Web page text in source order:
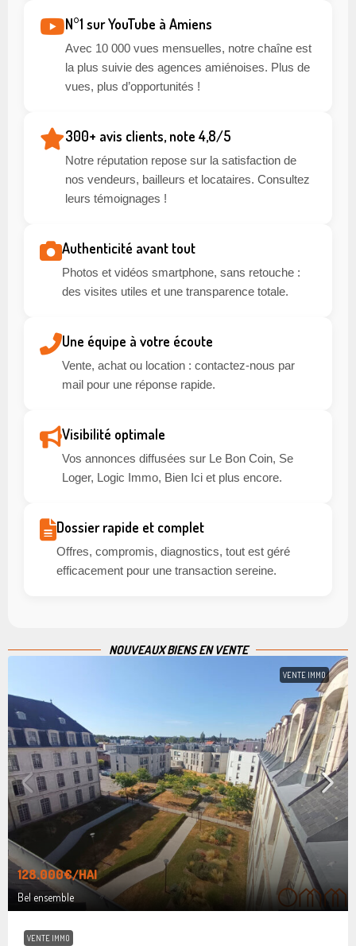
N°1 sur YouTube à Amiens
Avec 10 000 vues mensuelles, notre chaîne est
la plus suivie des agences amiénoises. Plus de
vues, plus d’opportunités !
300+ avis clients, note 4,8/5
Notre réputation repose sur la satisfaction de
nos vendeurs, bailleurs et locataires. Consultez
leurs témoignages !
Authenticité avant tout
Photos et vidéos smartphone, sans retouche :
des visites utiles et une transparence totale.
Une équipe à votre écoute
Vente, achat ou location : contactez-nous par
mail pour une réponse rapide.
Visibilité optimale
Vos annonces diffusées sur Le Bon Coin, Se
Loger, Logic Immo, Bien Ici et plus encore.
Dossier rapide et complet
Offres, compromis, diagnostics, tout est géré
efficacement pour une transaction sereine.
NOUVEAUX BIENS EN VENTE
VENTE IMMO
128.000€/HAI
Bel ensemble
VENTE IMMO